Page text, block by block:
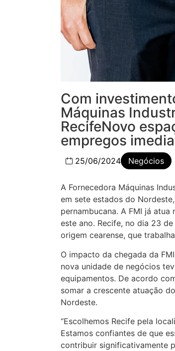
Com
Máquinas
RecifeNovo
empregos
25/06/2024 Negócios
A Fornecedora Máquinas
em sete estados do
pernambucana. A FMI já
este ano. Recife, no dia 23
origem cearense, que
O impacto da chegada da
nova unidade de negócios
equipamentos. De acordo
somar a crescente atuação
Nordeste.
“Escolhemos Recife pela
Estamos confiantes de que
contribuir significativamente